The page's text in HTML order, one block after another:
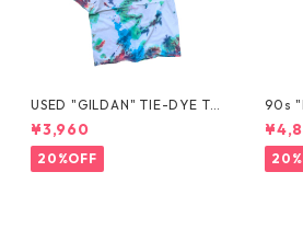
USED "GILDAN" TIE-DYE TE
E
¥3,960
20%OFF
90s